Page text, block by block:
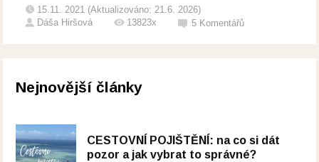
15.11. 2021 (Aktualizováno: 21.6. 2026)
Dáša Hiršová
13823x 5 Komentářů
Nejnovější články
CESTOVNÍ POJIŠTĚNÍ: na co si dát
pozor a jak vybrat to správné?